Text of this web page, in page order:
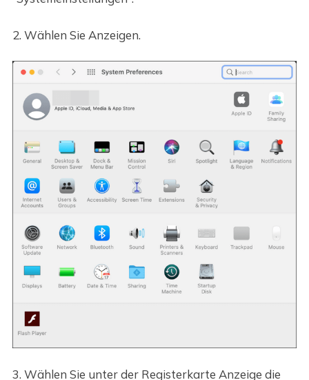
2. Wählen Sie Anzeigen.
3. Wählen Sie unter der Registerkarte Anzeige die